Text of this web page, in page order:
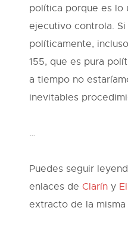
política porque es lo
ejecutivo controla.
políticamente,
155, que es pura
a tiempo no
inevitables
…
Puedes seguir
enlaces de Clarín y
extracto de la